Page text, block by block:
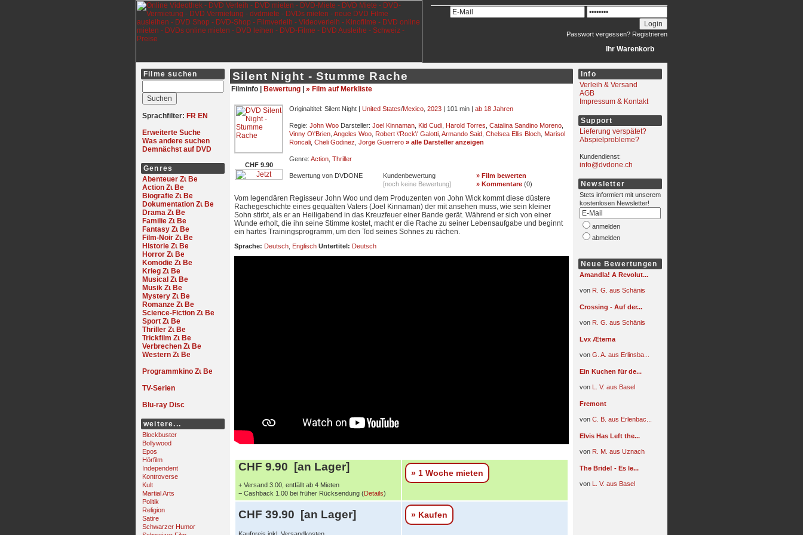
Passwort vergessen? Registrieren
Ihr Warenkorb
Filme suchen
Sprachfilter: FR EN
Erweiterte Suche
Was andere suchen
Demnächst auf DVD
Genres
Abenteuer
Action
Biografie
Dokumentation
Drama
Familie
Fantasy
Film-Noir
Historie
Horror
Komödie
Krieg
Musical
Musik
Mystery
Romanze
Science-Fiction
Sport
Thriller
Trickfilm
Verbrechen
Western
Programmkino
TV-Serien
Blu-ray Disc
weitere...
Blockbuster
Bollywood
Epos
Hörfilm
Independent
Kontroverse
Kult
Martial Arts
Politik
Religion
Satire
Schwarzer Humor
Silent Night - Stumme Rache
Filminfo | Bewertung » Film auf Merkliste
CHF 9.90
Originaltitel: Silent Night | United States/Mexico 2023 | 101 min | ab 18 Jahren
Regie: John Woo Darsteller: Joel Kinnaman Kid Cudi Harold Torres Catalina Sandino Moreno
Vinny O\'Brien Angeles Woo Robert \'Rock\' Galotti Armando Said Chelsea Ellis Bloch Marisol
Roncali Cheli Godinez Jorge Guerrero » alle Darsteller anzeigen
Genre: Action Thriller
Bewertung von DVDONE
Kundenbewertung
[noch keine Bewertung]
» Film bewerten
» Kommentare (0)
Vom legendären Regisseur John Woo und dem Produzenten von John Wick kommt diese düstere
Rachegeschichte eines gequälten Vaters (Joel Kinnaman) der mit ansehen muss, wie sein kleiner
Sohn stirbt, als er an Heiligabend in das Kreuzfeuer einer Bande gerät. Während er sich von einer
Wunde erholt, die ihn seine Stimme kostet, macht er die Rache zu seiner Lebensaufgabe und beginnt
ein hartes Trainingsprogramm, um den Tod seines Sohnes zu rächen.
Sprache: Deutsch Englisch Untertitel: Deutsch
CHF 9.90 [an Lager]
+ Versand 3.00, entfällt ab 4 Mieten
− Cashback 1.00 bei früher Rücksendung (Details)
» 1 Woche mieten
CHF 39.90 [an Lager] » Kaufen
Info
Verleih & Versand
AGB
Impressum & Kontakt
Support
Lieferung verspätet?
Abspielprobleme?
Kundendienst:
info@dvdone.ch
Newsletter
Stets informiert mit unserem
kostenlosen Newsletter!
anmelden
abmelden
Neue Bewertungen
Amandla! A Revolut...
von R. G. aus Schänis
Crossing - Auf der...
von R. G. aus Schänis
Lvx Æterna
von G. A. aus Erlinsba...
Ein Kuchen für de...
von L. V. aus Basel
Fremont
von C. B. aus Erlenbac...
Elvis Has Left the...
von R. M. aus Uznach
The Bride! - Es le...
von L. V. aus Basel